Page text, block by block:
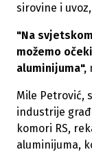
sirovine i
"Na
možemo
aluminijuma",
Mile Petrović,
industrije
komori RS,
aluminijuma,